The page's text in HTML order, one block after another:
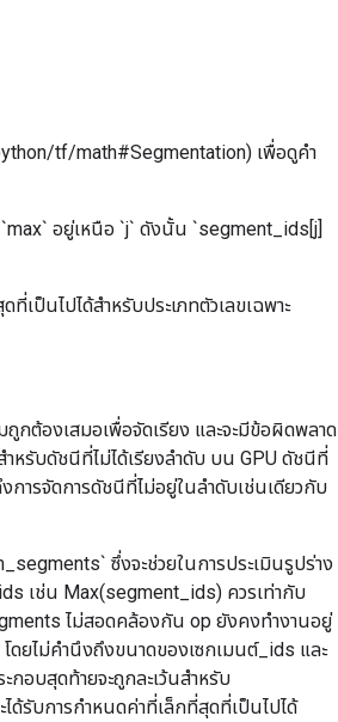
tf/math#Segmentation) เพื่อดูคำ
อยู่เหนือ `j` ดังนั้น `segment_ids[j]
เป็นไปได้สำหรับประเภทตัวเลขเฉพาะ
กต้องเสมอเพื่อจัดเรียง และจะมีข้อผิดพลาด
หรับดัชนีที่ไม่ได้เรียงลำดับ บน GPU ดัชนีที่
การจัดการดัชนีที่ไม่อยู่ในลำดับเช่นเดียวกับ
ซึ่งจะช่วยในการประเมินรูปร่าง
เช่น Max(segment_ids) ควรเท่ากับ
ไม่สอดคล้องกัน op ยังคงทำงานอยู่
ดยไม่คำนึงถึงขนาดของเซกเมนต์_ids และ
อบสุดท้ายจะถูกละเว้นสำหรับ
ด้รับการกำหนดค่าที่เล็กที่สุดที่เป็นไปได้